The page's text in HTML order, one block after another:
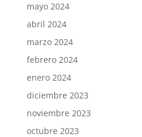
mayo 2024
abril 2024
marzo 2024
febrero 2024
enero 2024
diciembre 2023
noviembre 2023
octubre 2023